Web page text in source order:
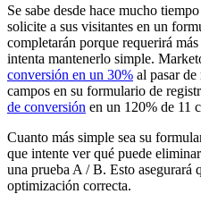
Se sabe desde hace mucho
solicite a sus visitantes en un
completarán porque requerirá
intenta mantenerlo simple.
conversión en un 30% al pasar
campos en su formulario de
de conversión en un 120% de 11
Cuanto más simple sea su
que intente ver qué puede
una prueba A / B. Esto asegurará
optimización correcta.